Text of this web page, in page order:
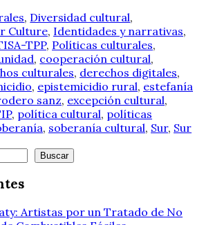
, Diversidad cultural,
Culture, Identidades y narrativas,
TPP, Políticas culturales,
, cooperación cultural,
culturales, derechos digitales,
, epistemicidio rural, estefanía
sanz, excepción cultural,
, política cultural, políticas
, soberanía cultural, Sur, Sur
Buscar
Artistas por un Tratado de No